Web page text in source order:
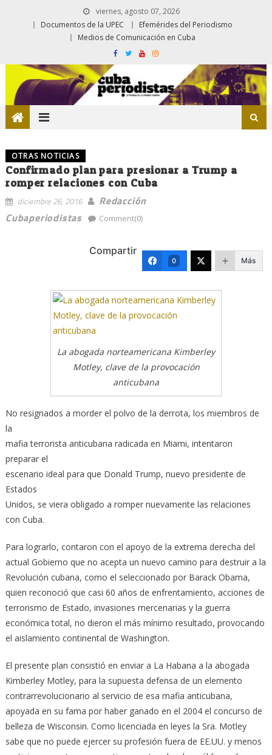
viernes, agosto 07, 2026
Documentos de la UPEC
Efemérides del Periodismo
Medios de Comunicación en Cuba
OTRAS NOTICIAS
Confirmado plan para presionar a Trump a
romper relaciones con Cuba
diciembre 26, 2016
Redacción
Cubaperiodistas
Comment(0)
Compartir
0 Más
La abogada norteamericana Kimberley
Motley, clave de la provocación
anticubana
No resignados a morder el polvo de la derrota, los miembros de
la
mafia terrorista anticubana radicada en Miami, intentaron
preparar el
escenario ideal para que Donald Trump, nuevo presidente de
Estados
Unidos, se viera obligado a romper nuevamente las relaciones
con Cuba.
Para lograrlo, contaron con el apoyo de la extrema derecha del
actual Gobierno que no acepta un nuevo camino para destruir a la
Revolución cubana, como el seleccionado por Barack Obama,
quien reconoció que casi 60 años de enfrentamiento, acciones de
terrorismo de Estado, invasiones mercenarias y la guerra
económica total, no dieron el más mínimo resultado, provocando
el aislamiento continental de Washington.
El presente plan consistió en enviar a La Habana a la abogada
Kimberley Motley, para la supuesta defensa de un elemento
contrarrevolucionario al servicio de esa mafia anticubana,
apoyada en su fama por haber ganado en el 2004 el concurso de
belleza de Wisconsin. Como licenciada en leyes la Sra. Motley
sabe que no puede ejercer su profesión fuera de EE.UU. y menos